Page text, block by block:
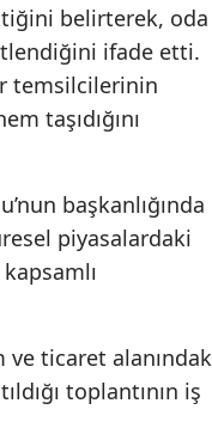
belirterek, oda
ifade etti.
temsilcilerinin
taşıdığını
başkanlığında
piyasalardaki
ve ticaret
toplantının iş